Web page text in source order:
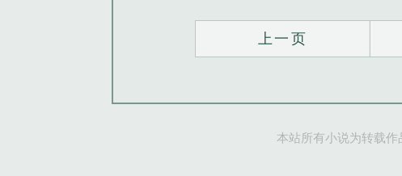
上一页
本站所有小说为转载作